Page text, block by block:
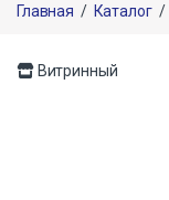
Главная / Каталог /
Витринный